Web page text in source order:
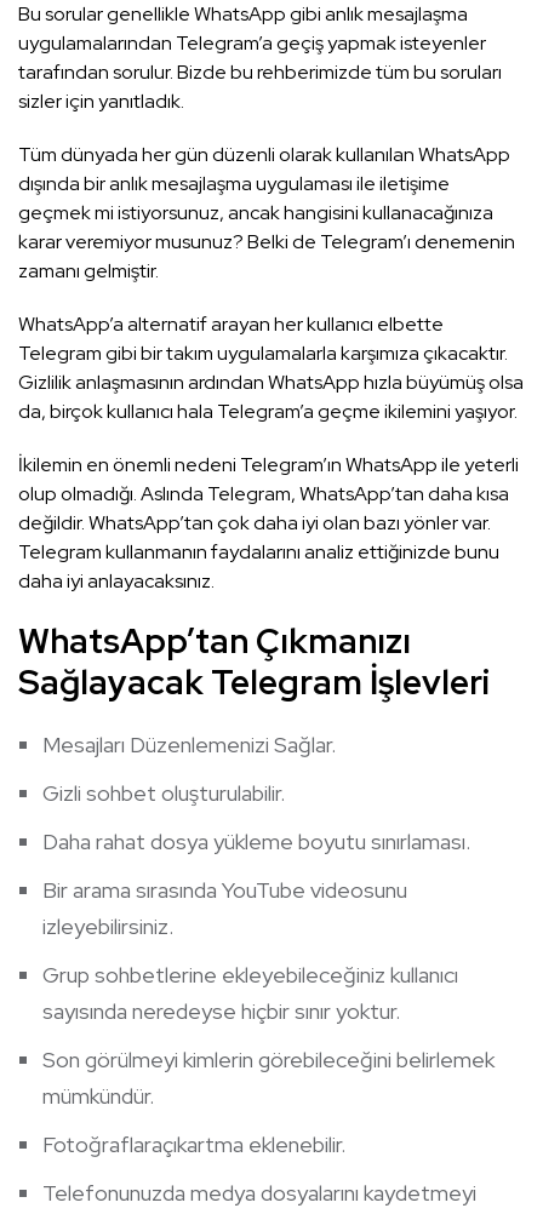
Bu sorular genellikle WhatsApp gibi anlık mesajlaşma
uygulamalarından Telegram’a geçiş yapmak isteyenler
tarafından sorulur. Bizde bu rehberimizde tüm bu soruları
sizler için yanıtladık.
Tüm dünyada her gün düzenli olarak kullanılan WhatsApp
dışında bir anlık mesajlaşma uygulaması ile iletişime
geçmek mi istiyorsunuz, ancak hangisini kullanacağınıza
karar veremiyor musunuz? Belki de Telegram’ı denemenin
zamanı gelmiştir.
WhatsApp’a alternatif arayan her kullanıcı elbette
Telegram gibi bir takım uygulamalarla karşımıza çıkacaktır.
Gizlilik anlaşmasının ardından WhatsApp hızla büyümüş olsa
da, birçok kullanıcı hala Telegram’a geçme ikilemini yaşıyor.
İkilemin en önemli nedeni Telegram’ın WhatsApp ile yeterli
olup olmadığı. Aslında Telegram, WhatsApp’tan daha kısa
değildir. WhatsApp’tan çok daha iyi olan bazı yönler var.
Telegram kullanmanın faydalarını analiz ettiğinizde bunu
daha iyi anlayacaksınız.
WhatsApp’tan Çıkmanızı
Sağlayacak Telegram İşlevleri
Mesajları Düzenlemenizi Sağlar.
Gizli sohbet oluşturulabilir.
Daha rahat dosya yükleme boyutu sınırlaması.
Bir arama sırasında YouTube videosunu
izleyebilirsiniz.
Grup sohbetlerine ekleyebileceğiniz kullanıcı
sayısında neredeyse hiçbir sınır yoktur.
Son görülmeyi kimlerin görebileceğini belirlemek
mümkündür.
Fotoğraflaraçıkartma eklenebilir.
Telefonunuzda medya dosyalarını kaydetmeyi